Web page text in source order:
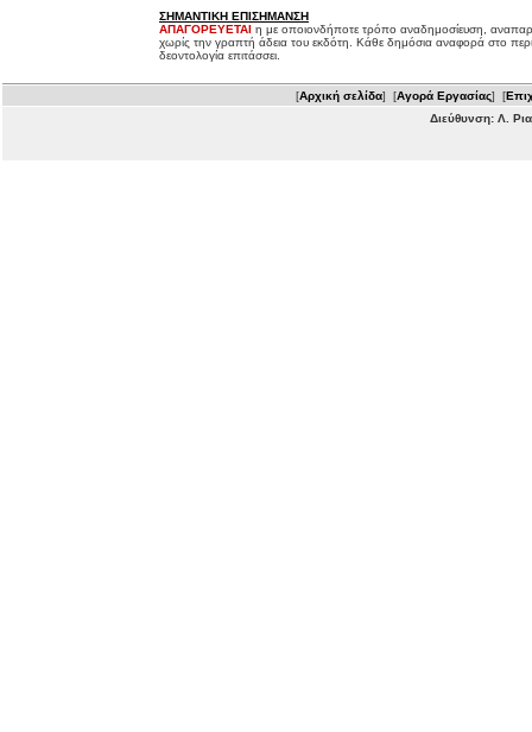
ΣΗΜΑΝΤΙΚΗ ΕΠΙΣΗΜΑΝΣΗ
ΑΠΑΓΟΡΕΥΕΤΑΙ η με οποιονδήποτε τρόπο αναδημοσίευση,
χωρίς την γραπτή άδεια του εκδότη. Κάθε δημόσια αναφορά στο
δεοντολογία επιτάσσει.
[Αρχική σελίδα] [Αγορά Εργασίας] [
Διεύθυνση: Λ.